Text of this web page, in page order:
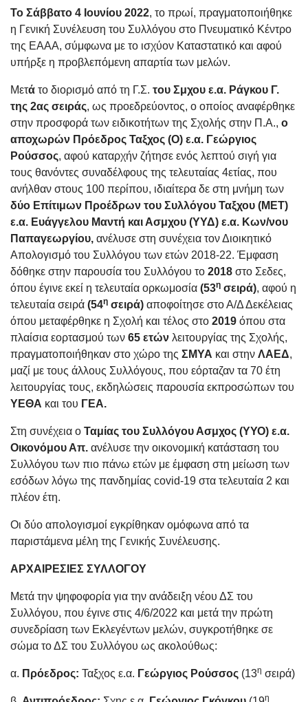
Το Σάββατο 4 Ιουνίου 2022, το πρωί, πραγματοποιήθηκε
η Γενική Συνέλευση του Συλλόγου στο Πνευματικό Κέντρο
της ΕΑΑΑ, σύμφωνα με το ισχύον Καταστατικό και αφού
υπήρξε η προβλεπόμενη απαρτία των μελών.
Μετά το διορισμό από τη Γ.Σ. του Σμχου ε.α. Ράγκου Γ.
της 2ας σειράς, ως προεδρεύοντος, ο οποίος αναφέρθηκε
στην προσφορά των ειδικοτήτων της Σχολής στην Π.Α., ο
αποχωρών Πρόεδρος Ταξχος (Ο) ε.α. Γεώργιος
Ρούσσος, αφού καταρχήν ζήτησε ενός λεπτού σιγή για
τους θανόντες συναδέλφους της τελευταίας 4ετίας, που
ανήλθαν στους 100 περίπου, ιδιαίτερα δε στη μνήμη των
δύο Επίτιμων Προέδρων του Συλλόγου Ταξχου (ΜΕΤ)
ε.α. Ευάγγελου Μαντή και Ασμχου (ΥΥΔ) ε.α. Κων/νου
Παπαγεωργίου, ανέλυσε στη συνέχεια τον Διοικητικό
Απολογισμό του Συλλόγου των ετών 2018-22. Έμφαση
δόθηκε στην παρουσία του Συλλόγου το 2018 στο Σεδες,
όπου έγινε εκεί η τελευταία ορκωμοσία (53η σειρά), αφού η
τελευταία σειρά (54η σειρά) αποφοίτησε στο Α/Δ Δεκέλειας
όπου μεταφέρθηκε η Σχολή και τέλος στο 2019 όπου στα
πλαίσια εορτασμού των 65 ετών λειτουργίας της Σχολής,
πραγματοποιήθηκαν στο χώρο της ΣΜΥΑ και στην ΛΑΕΔ,
μαζί με τους άλλους Συλλόγους, που εόρταζαν τα 70 έτη
λειτουργίας τους, εκδηλώσεις παρουσία εκπροσώπων του
ΥΕΘΑ και του ΓΕΑ.
Στη συνέχεια ο Ταμίας του Συλλόγου Ασμχος (ΥΥΟ) ε.α.
Οικονόμου Απ. ανέλυσε την οικονομική κατάσταση του
Συλλόγου των πιο πάνω ετών με έμφαση στη μείωση των
εσόδων λόγω της πανδημίας covid-19 στα τελευταία 2 και
πλέον έτη.
Οι δύο απολογισμοί εγκρίθηκαν ομόφωνα από τα
παριστάμενα μέλη της Γενικής Συνέλευσης.
ΑΡΧΑΙΡΕΣΙΕΣ ΣΥΛΛΟΓΟΥ
Μετά την ψηφοφορία για την ανάδειξη νέου ΔΣ του
Συλλόγου, που έγινε στις 4/6/2022 και μετά την πρώτη
συνεδρίαση των Εκλεγέντων μελών, συγκροτήθηκε σε
σώμα το ΔΣ του Συλλόγου ως ακολούθως:
α. Πρόεδρος: Ταξχος ε.α. Γεώργιος Ρούσσος (13η σειρά)
η